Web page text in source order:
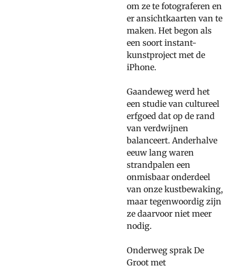
om ze te fotograferen en
er ansichtkaarten van te
maken. Het begon als
een soort instant-
kunstproject met de
iPhone.
Gaandeweg werd het
een studie van cultureel
erfgoed dat op de rand
van verdwijnen
balanceert. Anderhalve
eeuw lang waren
strandpalen een
onmisbaar onderdeel
van onze kustbewaking,
maar tegenwoordig zijn
ze daarvoor niet meer
nodig.
Onderweg sprak De
Groot met